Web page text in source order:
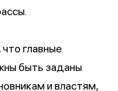
главные
быть заданы
и властям,